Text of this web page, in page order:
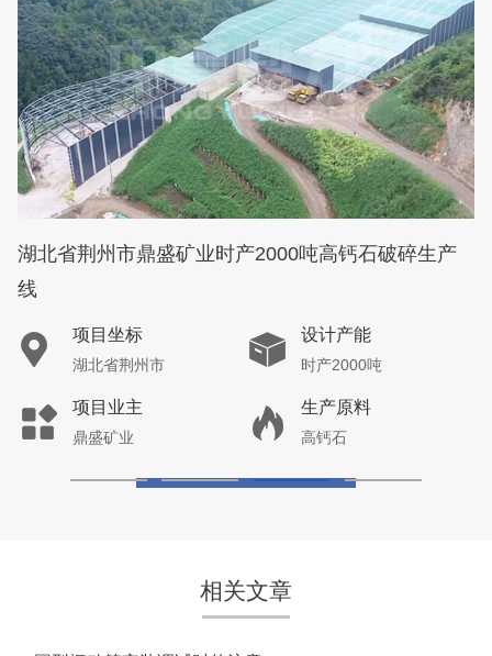
湖北省荆州市鼎盛矿业时产2000吨高钙石破碎生产
线
项目坐标 设计产能
项目业主 生产原料
咨询该项目执行经理
相关文章